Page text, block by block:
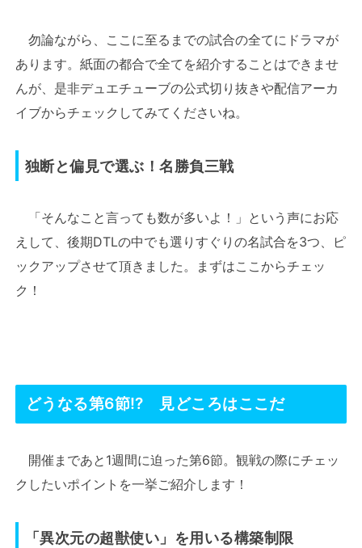
勿論ながら、ここに至るまでの試合の全てにドラマが
あります。紙面の都合で全てを紹介することはできませ
んが、是非デュエチューブの公式切り抜きや配信アーカ
イブからチェックしてみてくださいね。
独断と偏見で選ぶ！名勝負三戦
「そんなこと言っても数が多いよ！」という声にお応
えして、後期DTLの中でも選りすぐりの名試合を3つ、ピ
ックアップさせて頂きました。まずはここからチェッ
ク！
どうなる第6節⁉ 見どころはここだ
開催まであと1週間に迫った第6節。観戦の際にチェッ
クしたいポイントを一挙ご紹介します！
「異次元の超獣使い」を用いる構築制限